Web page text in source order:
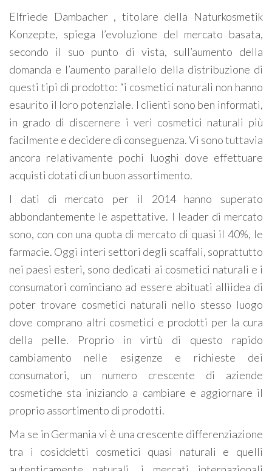
Elfriede Dambacher , titolare della Naturkosmetik
Konzepte, spiega l’evoluzione del mercato basata,
secondo il suo punto di vista, sull’aumento della
domanda e l’aumento parallelo della distribuzione di
questi tipi di prodotto: “i cosmetici naturali non hanno
esaurito il loro potenziale. I clienti sono ben informati,
in grado di discernere i veri cosmetici naturali più
facilmente e decidere di conseguenza. Vi sono tuttavia
ancora relativamente pochi luoghi dove effettuare
acquisti dotati di un buon assortimento.
I dati di mercato per il 2014 hanno superato
abbondantemente le aspettative. I leader di mercato
sono, con con una quota di mercato di quasi il 40%, le
farmacie. Oggi interi settori degli scaffali, soprattutto
nei paesi esteri, sono dedicati ai cosmetici naturali e i
consumatori cominciano ad essere abituati allìidea di
poter trovare cosmetici naturali nello stesso luogo
dove comprano altri cosmetici e prodotti per la cura
della pelle. Proprio in virtù di questo rapido
cambiamento nelle esigenze e richieste dei
consumatori, un numero crescente di aziende
cosmetiche sta iniziando a cambiare e aggiornare il
proprio assortimento di prodotti.
Ma se in Germania vi è una crescente differenziazione
tra i cosiddetti cosmetici quasi naturali e quelli